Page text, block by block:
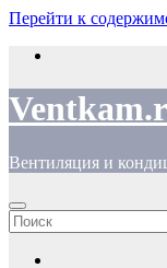
Перейти к
Вентиляция и